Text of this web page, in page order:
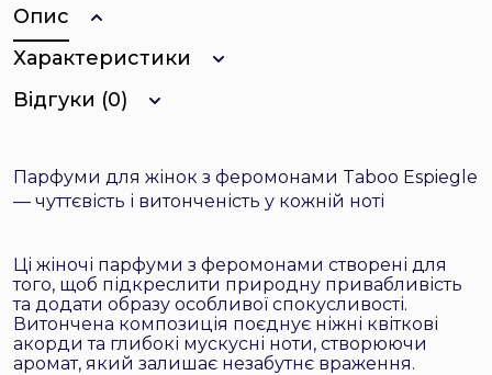
Опис
Характеристики
Відгуки (0)
Парфуми для жінок з феромонами Taboo Espiegle
— чуттєвість і витонченість у кожній ноті
Ці жіночі парфуми з феромонами створені для
того, щоб підкреслити природну привабливість
та додати образу особливої спокусливості.
Витончена композиція поєднує ніжні квіткові
акорди та глибокі мускусні ноти, створюючи
аромат, який залишає незабутнє враження.